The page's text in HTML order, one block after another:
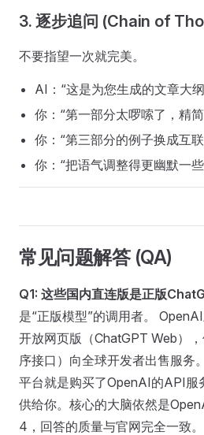
3. 逐步追问 (Chain of
不要指望一次就完美。
AI：“这是为您生成的文章大
你：“第一部分太啰嗦了，精
你：“第三部分的例子换成互
你：“把语气调整得更幽默一
常见问题解答 (QA)
Q1: 这些国内直连版是正版
是“正版模型”的调用者。
开放网页版（ChatGPT Web）
序接口）向全球开发者出售服务。
平台就是购买了OpenAI的API服
供给你。核心的大脑依然是
4，回答的质量与官网完全一致。